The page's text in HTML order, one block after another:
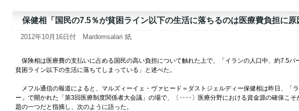
保健相「国民の7.5％が貧困ライン以下の生活に落ちるのは医療費負担に原
2012年10月16日付 Mardomsalari 紙
保険相は医療費の支払いに占める国民の高い負担について触れた上で、「イランの人口中、約7.5パ
貧困ライン以下の生活に落ちてしまっている」と述べた。
メフル通信の報道によると、マルズィーイェ・ヴァヒード＝ダストジェルディー保健相は昨日、「
ー」で開かれた「第3回医療制度関係者大会議」の場で、〔‥‥〕医療分野における資金源の確保こそ
題の一つだと指摘し、次のように語った。